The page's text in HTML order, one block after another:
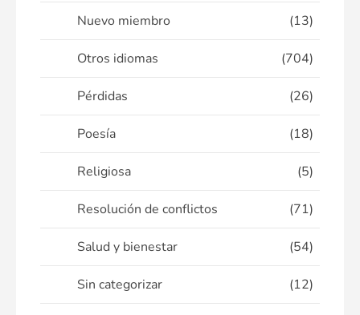
Nuevo miembro (13)
Otros idiomas (704)
Pérdidas (26)
Poesía (18)
Religiosa (5)
Resolución de conflictos (71)
Salud y bienestar (54)
Sin categorizar (12)